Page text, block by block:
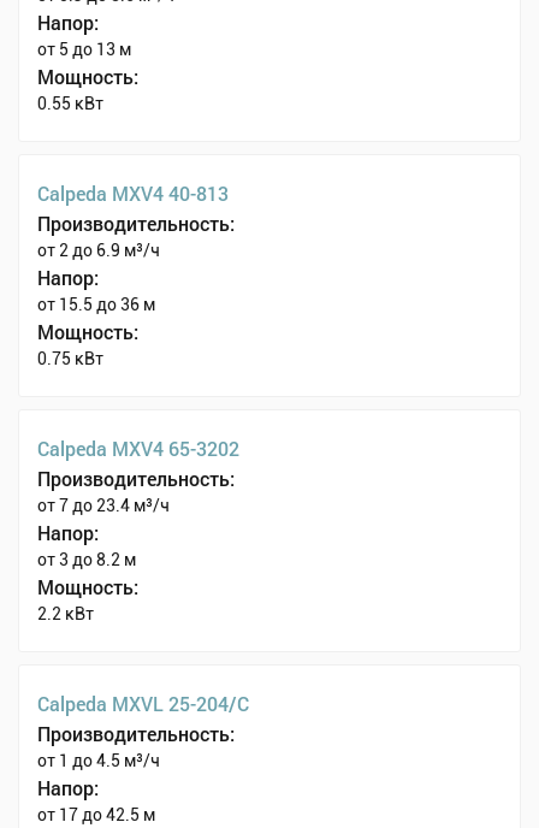
Напор:
от 5 до 13 м
Мощность:
0.55 кВт
Calpeda MXV4 40-813
Производительность:
от 2 до 6.9 м³/ч
Напор:
от 15.5 до 36 м
Мощность:
0.75 кВт
Calpeda MXV4 65-3202
Производительность:
от 7 до 23.4 м³/ч
Напор:
от 3 до 8.2 м
Мощность:
2.2 кВт
Calpeda MXVL 25-204/C
Производительность:
от 1 до 4.5 м³/ч
Напор:
от 17 до 42.5 м